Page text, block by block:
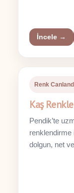
İncele →
Renk
Kaş
Pendik’te
dolgun, net